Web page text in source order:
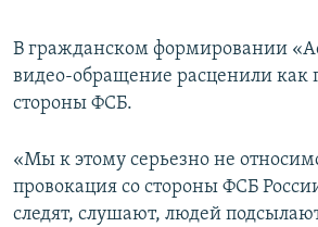
В гражданском формировании
видео-обращение расценили как
стороны ФСБ.
«Мы к этому серьезно не
провокация со стороны ФСБ
следят, слушают, людей